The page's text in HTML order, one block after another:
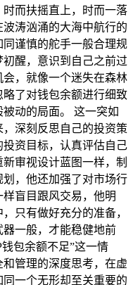
而扶摇直上，时而一落
涛汹涌的大海中航行的
谨慎的舵手一般合理规
醒，意识到自己之前过
，就像一个迷失在森林
了对钱包余额进行细致
动的局面。 这一突如
深刻反思自己的投资策
资目标，认真评估自己
审视设计蓝图一样，制
，他还加强了对市场行
盲目跟风交易，他明
只有做好充分的准备，
一般，才能稳健地前
包余额不足”这一情
管理的深度思考，在虚
一个无形却至关重要的